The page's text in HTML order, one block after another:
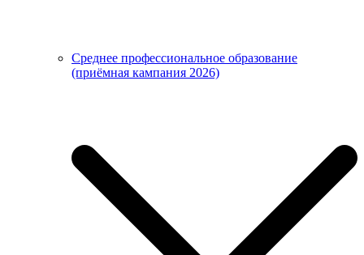
Среднее профессиональное образование
(приёмная кампания 2026)